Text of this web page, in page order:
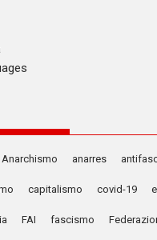
Anarchismo anarres
capitalismo covid-19
FAI fascismo